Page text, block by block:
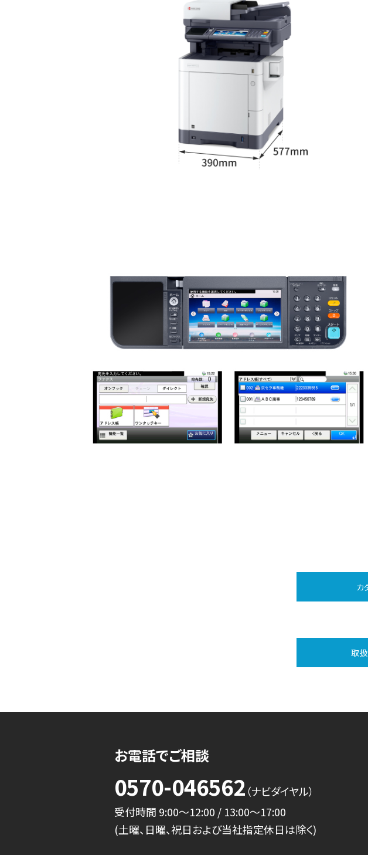
カ
取
お電話でご相談
0570-046562（ナビダイヤル）
受付時間 9:00～12:00 / 13:00～17:00
(土曜、日曜、祝日および当社指定休日は除く)